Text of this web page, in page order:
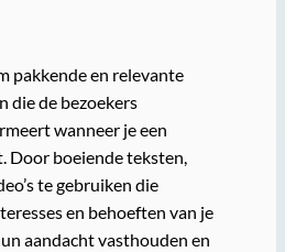
pakkende en relevante
die de bezoekers
wanneer je een
Door boeiende teksten,
te gebruiken die
en behoeften van je
aandacht vasthouden en